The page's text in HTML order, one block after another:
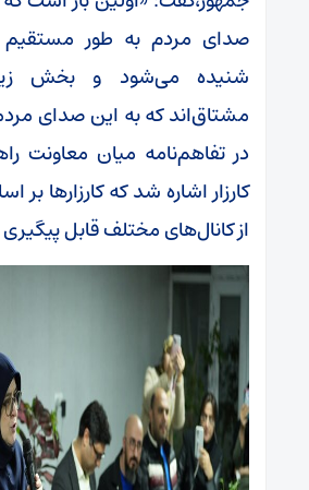
صدای مردم به طور مستقیم
شنیده می‌شود و بخش
مشتاق‌اند که به این صدای
در تفاهم‌نامه‌ میان معاونت
کارزار اشاره شد که کارزارها بر
از کانال‌های مختلف قابل